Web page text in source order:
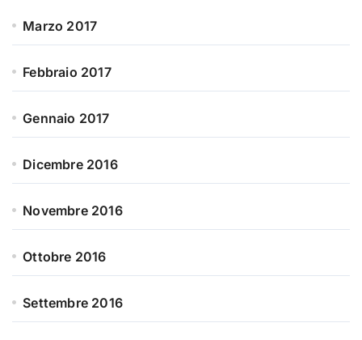
Marzo 2017
Febbraio 2017
Gennaio 2017
Dicembre 2016
Novembre 2016
Ottobre 2016
Settembre 2016